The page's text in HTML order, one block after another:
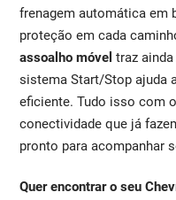
frenagem automática em
proteção em cada
assoalho móvel traz
sistema Start/Stop ajuda
eficiente. Tudo isso com
conectividade que já
pronto para acompanhar
Quer encontrar o seu